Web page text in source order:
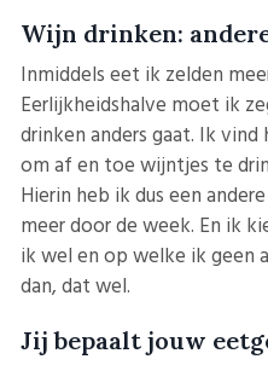
Wijn drinken:
Inmiddels eet ik zelden
Eerlijkheidshalve moet ik
drinken anders gaat. Ik
om af en toe wijntjes te
Hierin heb ik dus een
meer door de week. En ik
ik wel en op welke ik geen
dan, dat wel.
Jij bepaalt jouw